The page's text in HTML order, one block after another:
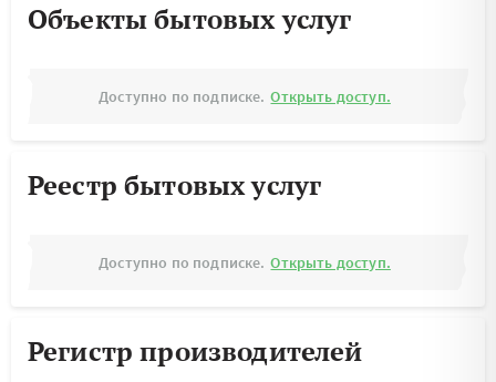
Объекты бытовых услуг
Доступно по подписке. Открыть доступ.
Реестр бытовых услуг
Доступно по подписке. Открыть доступ.
Регистр производителей